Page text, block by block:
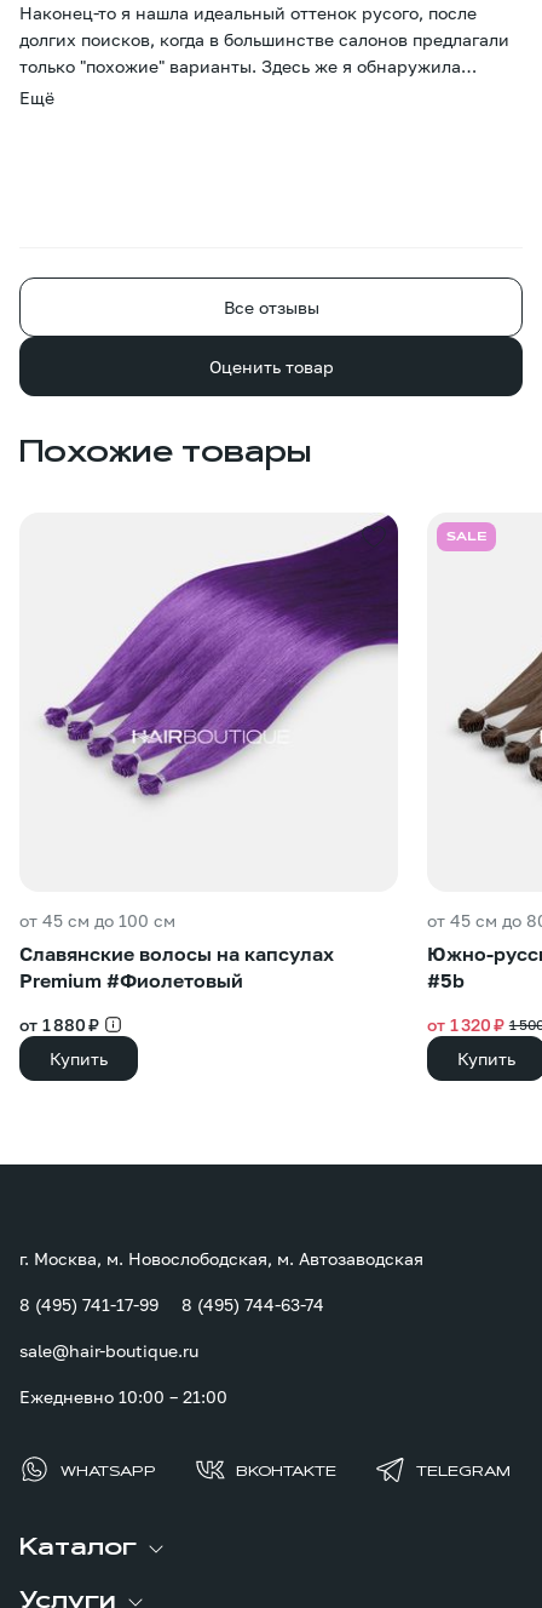
Наконец-то я нашла идеальный оттенок русого, после
долгих поисков, когда в большинстве салонов предлагали
только "похожие" варианты. Здесь же я обнаружила
именно то, что искала! Мои волосы выглядят естественно
Ещё
Все отзывы
Оценить товар
Похожие товары
от 45 см до 100 см
Славянские волосы на капсулах
Premium #Фиолетовый
от 1 880 ₽
Купить
SALE
от 45 см до
Южно-
#5b
от 1 320 ₽ 1
Купить
Каталог
Услуги
г. Москва, м. Новослободская, м. Автозаводская
8 (495) 741-17-99 8 (495) 744-63-74
sale@hair-boutique.ru
Ежедневно 10:00 – 21:00
WHATSAPP ВКОНТАКТЕ TELEGRAM